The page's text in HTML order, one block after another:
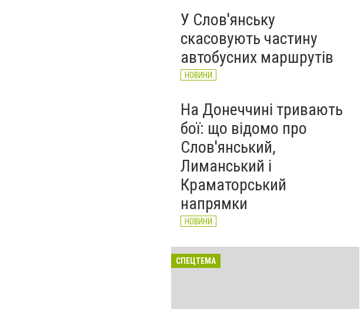
У Слов'янську
скасовують частину
автобусних маршрутів
НОВИНИ
На Донеччині тривають
бої: що відомо про
Слов'янський,
Лиманський і
Краматорський
напрямки
НОВИНИ
СПЕЦТЕМА